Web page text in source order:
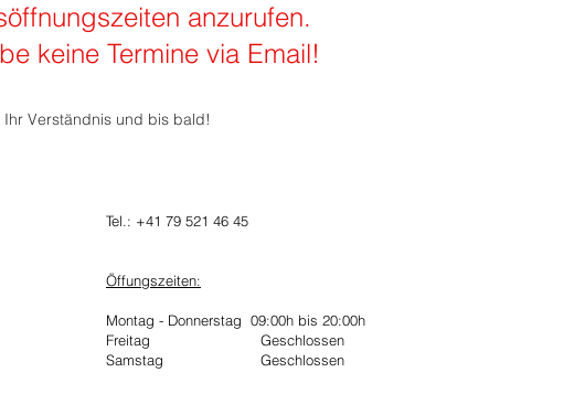
anzurufen.
keine Termine via Email!
Ihr Verständnis und bis bald!
Tel.: +41 79 521 46 45
Öffungszeiten:
Montag - Donnerstag 09:00h bis 20:00h
Freitag Geschlossen
Samstag Geschlossen